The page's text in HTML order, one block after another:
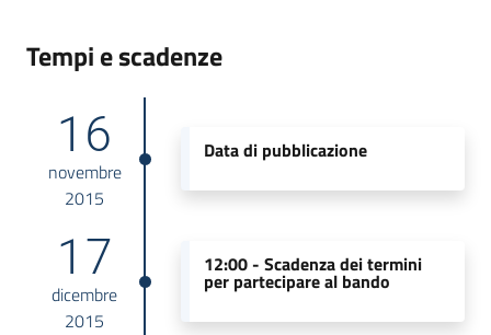
Tempi e scadenze
16
novembre
2015
Data di pubblicazione
17
dicembre
2015
12:00 - Scadenza dei termini
per partecipare al bando